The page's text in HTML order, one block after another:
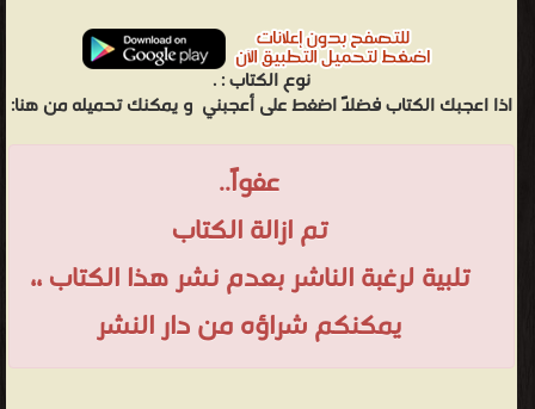
نوع الكتاب :.
اذا اعجبك الكتاب فضلاً اضغط على أعجبني و يمكنك تحميله من هنا:
عفواً..
تم ازالة الكتاب
تلبية لرغبة الناشر بعدم نشر هذا الكتاب ،،
يمكنكم شراؤه من دار النشر